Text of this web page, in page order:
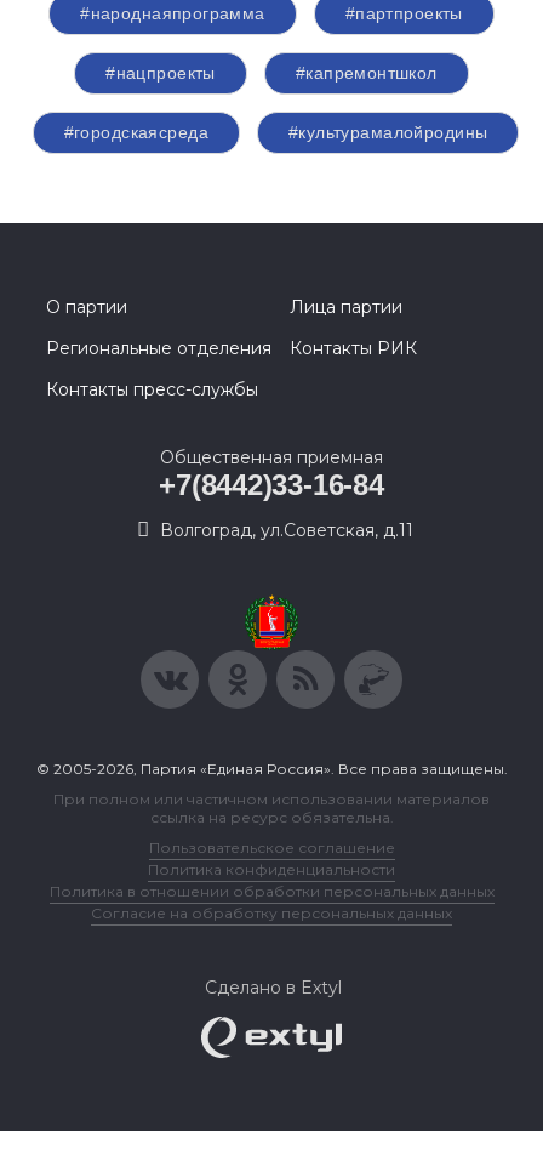
#народнаяпрограмма #партпроекты
#нацпроекты #капремонтшкол
#городскаясреда #культурамалойродины
О партии
Лица партии
Региональные отделения
Контакты РИК
Контакты пресс-службы
Общественная приемная
+7(8442)33-16-84
Волгоград, ул.Советская, д.11
© 2005-2026, Партия «Единая Россия». Все права защищены.
При полном или частичном использовании материалов
ссылка на ресурс обязательна.
Пользовательское соглашение
Политика конфиденциальности
Политика в отношении обработки персональных данных
Согласие на обработку персональных данных
Сделано в Extyl